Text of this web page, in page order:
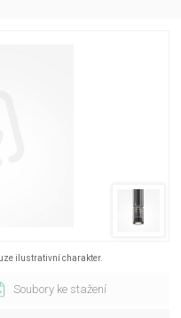
ilustrativní charakter.
Soubory ke stažení